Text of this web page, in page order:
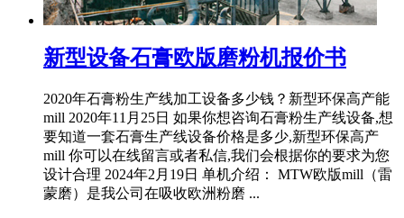
新型设备石膏欧版磨粉机报价书
2020年石膏粉生产线加工设备多少钱？新型环保高产能
mill 2020年11月25日 如果你想咨询石膏粉生产线设备,想
要知道一套石膏生产线设备价格是多少,新型环保高产
mill 你可以在线留言或者私信,我们会根据你的要求为您
设计合理 2024年2月19日 单机介绍： MTW欧版mill（雷
蒙磨）是我公司在吸收欧洲粉磨 ...